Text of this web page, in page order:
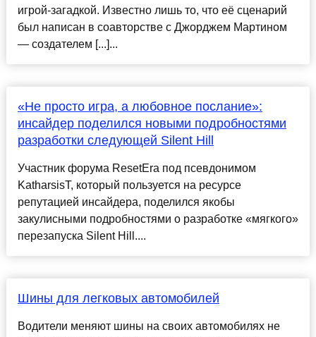
игрой-загадкой. Известно лишь то, что её сценарий
был написан в соавторстве с Джорджем Мартином
— создателем [...]...
«Не просто игра, а любовное послание»:
инсайдер поделился новыми подробностями
разработки следующей Silent Hill
Участник форума ResetEra под псевдонимом
KatharsisT, который пользуется на ресурсе
репутацией инсайдера, поделился якобы
закулисными подробностями о разработке «мягкого»
перезапуска Silent Hill....
Шины для легковых автомобилей
Водители меняют шины на своих автомобилях не